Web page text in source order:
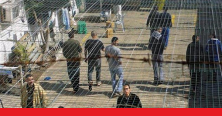
opt-
general-
context.jpg